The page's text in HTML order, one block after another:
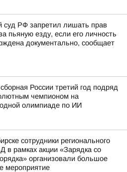
суд РФ запретил лишать прав
пьяную езду, если его личность
документально, сообщает
России третий год подряд
чемпионом на
олимпиаде по ИИ
сотрудники регионального
в рамках акции «Зарядка со
организовали большое
мероприятие